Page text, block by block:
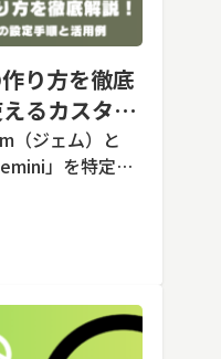
り方を徹底
るカスタム
（ジェム）と
」を特定の
ズできる機能で